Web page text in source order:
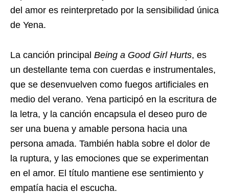
del amor es reinterpretado por la sensibilidad única
de Yena.
La canción principal Being a Good Girl Hurts, es
un destellante tema con cuerdas e instrumentales,
que se desenvuelven como fuegos artificiales en
medio del verano. Yena participó en la escritura de
la letra, y la canción encapsula el deseo puro de
ser una buena y amable persona hacia una
persona amada. También habla sobre el dolor de
la ruptura, y las emociones que se experimentan
en el amor. El título mantiene ese sentimiento y
empatía hacia el escucha.